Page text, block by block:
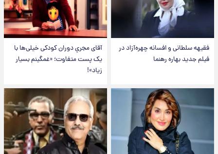
فقیهه سلطانی و افسانه چهره‌آزاد در
فیلم جدید بهاره رهنما
آقای مجریِ دوران کودکی خیلی‌ها با
یک پست متفاوت؛ «غمگینم بسیار
زیاد»!